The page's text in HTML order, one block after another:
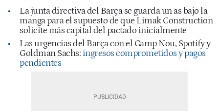
La junta directiva del Barça se guarda un as bajo la
manga para el supuesto de que Limak Construction
solicite más capital del pactado inicialmente
Las urgencias del Barça con el Camp Nou, Spotify y
Goldman Sachs: ingresos comprometidos y pagos
pendientes